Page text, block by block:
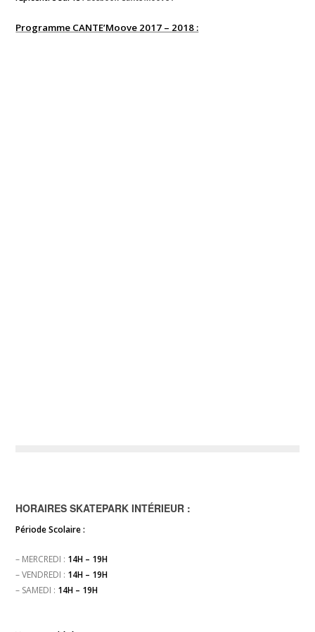
Programme CANTE’Moove 2017 – 2018 :
HORAIRES SKATEPARK INTÉRIEUR :
Période Scolaire :
– MERCREDI : 14H – 19H
– VENDREDI : 14H – 19H
– SAMEDI : 14H – 19H